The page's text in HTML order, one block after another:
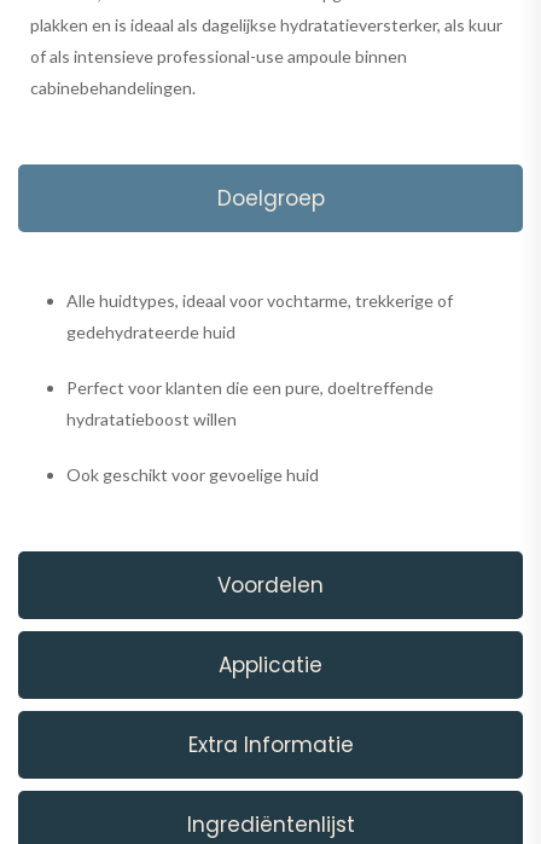
plakken en is ideaal als dagelijkse hydratatieversterker, als kuur
of als intensieve professional-use ampoule binnen
cabinebehandelingen.
Doelgroep
Voordelen
Applicatie
Extra Informatie
Ingrediëntenlijst
Alle huidtypes, ideaal voor vochtarme, trekkerige of
gedehydrateerde huid
Perfect voor klanten die een pure, doeltreffende
hydratatieboost willen
Ook geschikt voor gevoelige huid